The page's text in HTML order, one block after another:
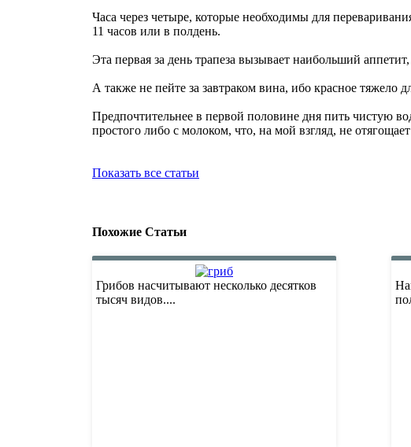
Часа через четыре, которые необходимы для
11 часов или в полдень.
Эта первая за день трапеза вызывает наибольший
А также не пейте за завтраком вина, ибо красное тяжело
Предпочтительнее в первой половине дня пить чистую
простого либо с молоком, что, на мой взгляд, не
Показать все статьи
Похожие Статьи
Грибов насчитывают несколько десятков
тысяч видов....